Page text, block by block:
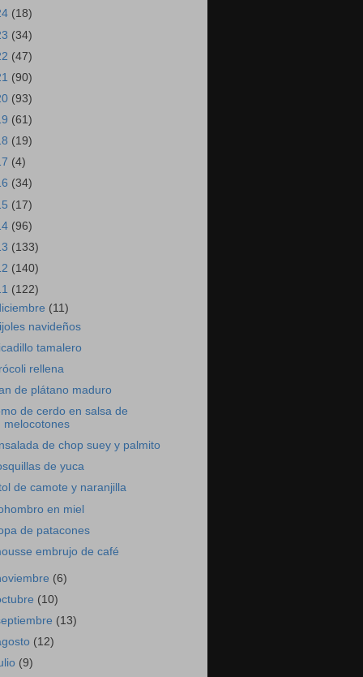
(18)
(34)
(47)
(90)
(93)
(61)
(19)
(4)
(34)
(17)
(96)
(133)
(140)
(122)
(11)
navideños
tamalero
rellena
de plátano maduro
de cerdo en salsa de
melocotones
de chop suey y palmito
de yuca
de camote y naranjilla
en miel
de patacones
embrujo de café
(6)
(10)
(13)
(12)
(9)